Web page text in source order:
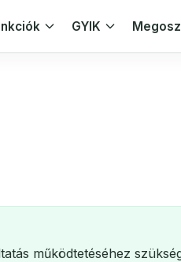
GYIK
működtetéséhez